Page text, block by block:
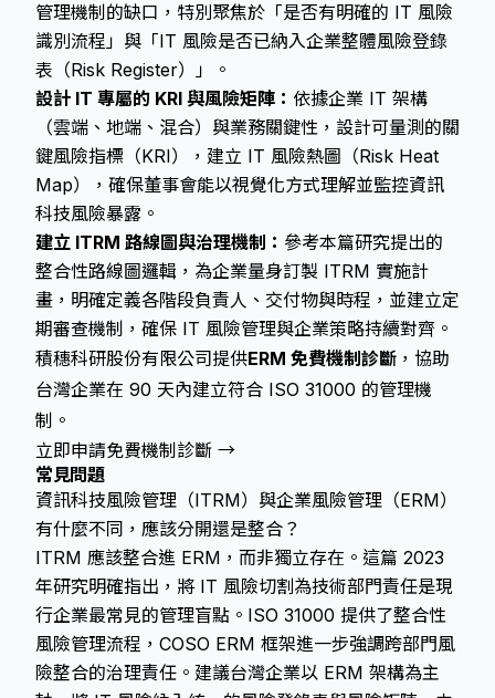
管理機制的缺口，特別聚焦於「是否有明確的 IT 風險
識別流程」與「IT 風險是否已納入企業整體風險登錄
表（Risk Register）」。
設計 IT 專屬的 KRI 與風險矩陣： 依據企業 IT 架構
（雲端、地端、混合）與業務關鍵性，設計可量測的關
鍵風險指標（KRI），建立 IT 風險熱圖（Risk Heat
Map），確保董事會能以視覺化方式理解並監控資訊
科技風險暴露。
建立 ITRM 路線圖與治理機制： 參考本篇研究提出的
整合性路線圖邏輯，為企業量身訂製 ITRM 實施計
畫，明確定義各階段負責人、交付物與時程，並建立定
期審查機制，確保 IT 風險管理與企業策略持續對齊。
積穗科研股份有限公司提供ERM 免費機制診斷 ，協助
台灣企業在 90 天內建立符合 ISO 31000 的管理機
制。
立即申請免費機制診斷 →
常見問題
資訊科技風險管理（ITRM）與企業風險管理（ERM）
有什麼不同，應該分開還是整合？
ITRM 應該整合進 ERM，而非獨立存在。這篇 2023
年研究明確指出，將 IT 風險切割為技術部門責任是現
行企業最常見的管理盲點。ISO 31000 提供了整合性
風險管理流程，COSO ERM 框架進一步強調跨部門風
險整合的治理責任。建議台灣企業以 ERM 架構為主